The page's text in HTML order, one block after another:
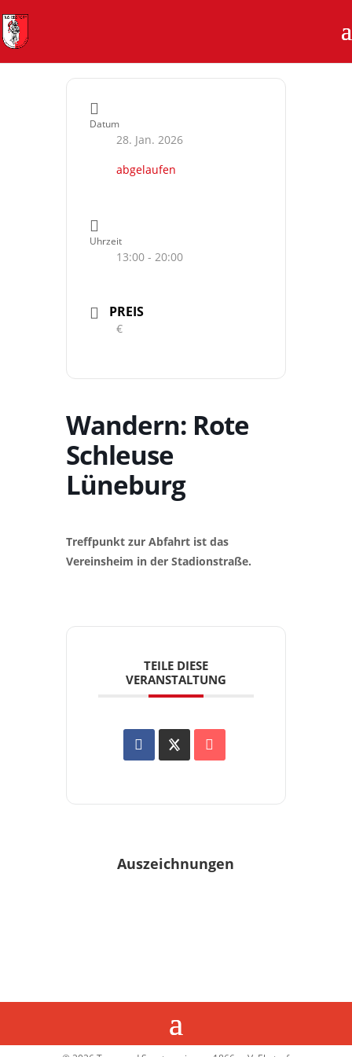
Datum
28. Jan. 2026
abgelaufen
Uhrzeit
13:00 - 20:00
PREIS
€
Wandern: Rote
Schleuse
Lüneburg
Treffpunkt zur Abfahrt ist das
Vereinsheim in der Stadionstraße.
TEILE DIESE
VERANSTALTUNG
Auszeichnungen